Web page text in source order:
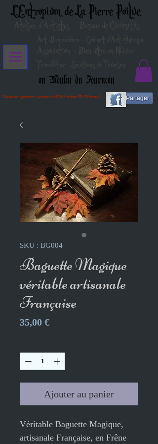
L'Entropium de La Pierre Poilue
Atelier d'Artistes Bazaar de Curiosités
au Moulin du Fourneau
Partager
Livraison gratuite à partir de 80€ d'achat (Fr Métrop)
Art-Bracadabra - Cabinet d'Art-thérapie
TerraVitae - Locations de Tourisme
Association - Bien-être en Nièvre
SKU : BG004
Baguette Magique
véritable artisanale
Française
35,00 €Prix
Ajouter au panier
Véritable Baguette Magique,
artisanale Française, en Frêne